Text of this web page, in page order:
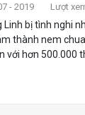
- 2019 Lượt
Linh bị tình nghi
thành nem
với hơn 500.000